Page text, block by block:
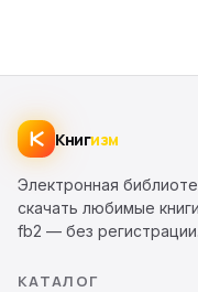
Книгизм
Электронная
скачать любимые
fb2 — без регистрации.
КАТАЛОГ